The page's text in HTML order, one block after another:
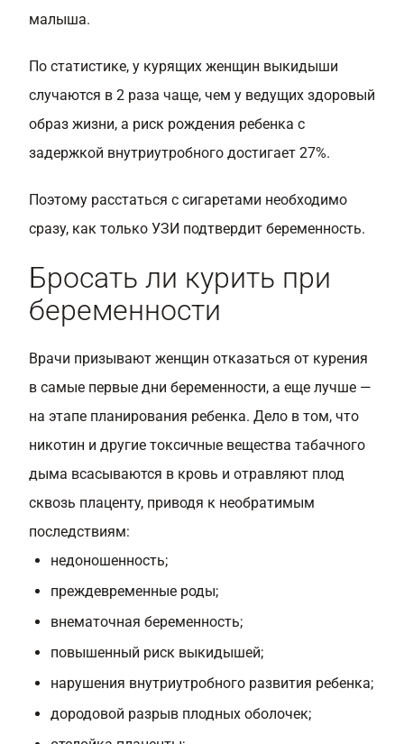
малыша.
По статистике, у курящих женщин выкидыши
случаются в 2 раза чаще, чем у ведущих здоровый
образ жизни, а риск рождения ребенка с
задержкой внутриутробного достигает 27%.
Поэтому расстаться с сигаретами необходимо
сразу, как только УЗИ подтвердит беременность.
Бросать ли курить при
беременности
Врачи призывают женщин отказаться от курения
в самые первые дни беременности, а еще лучше —
на этапе планирования ребенка. Дело в том, что
никотин и другие токсичные вещества табачного
дыма всасываются в кровь и отравляют плод
сквозь плаценту, приводя к необратимым
последствиям:
недоношенность;
преждевременные роды;
внематочная беременность;
повышенный риск выкидышей;
нарушения внутриутробного развития ребенка;
дородовой разрыв плодных оболочек;